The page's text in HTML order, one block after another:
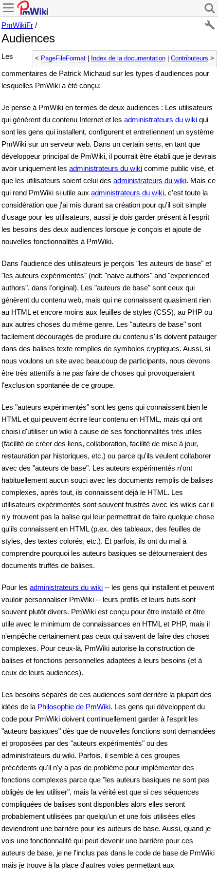
PmWikiFr /
Audiences
< PageFileFormat Index de la documentation Contributeurs >
Les
commentaires de Patrick Michaud sur les types d'audiences pour
lesquelles PmWiki a été conçu:
Je pense à PmWiki en termes de deux audiences : Les utilisateurs
qui génèrent du contenu Internet et les administrateurs du wiki qui
sont les gens qui installent, configurent et entretiennent un système
PmWiki sur un serveur web. Dans un certain sens, en tant que
développeur principal de PmWiki, il pourrait être établi que je devrais
avoir uniquement les administrateurs du wiki comme public visé, et
que les utilisateurs soient celui des administrateurs du wiki. Mais ce
qui rend PmWiki si utile aux administrateurs du wiki, c'est toute la
considération que j'ai mis durant sa création pour qu'il soit simple
d'usage pour les utilisateurs, aussi je dois garder présent à l'esprit
les besoins des deux audiences lorsque je conçois et ajoute de
nouvelles fonctionnalités à PmWiki.
Dans l'audience des utilisateurs je perçois "les auteurs de base" et
"les auteurs expérimentés" (ndt: "naive authors" and "experienced
authors", dans l'original). Les "auteurs de base" sont ceux qui
génèrent du contenu web, mais qui ne connaissent quasiment rien
au HTML et encore moins aux feuilles de styles (CSS), au PHP ou
aux autres choses du même genre. Les "auteurs de base" sont
facilement découragés de produire du contenu s'ils doivent patauger
dans des balises texte remplies de symboles cryptiques. Aussi, si
nous voulons un site avec beaucoup de participants, nous devons
être très attentifs à ne pas faire de choses qui provoqueraient
l'exclusion spontanée de ce groupe.
Les "auteurs expérimentés" sont les gens qui connaissent bien le
HTML et qui peuvent écrire leur contenu en HTML, mais qui ont
choisi d'utiliser un wiki à cause de ses fonctionnalités très utiles
(facilité de créer des liens, collaboration, facilité de mise à jour,
restauration par historiques, etc.) ou parce qu'ils veulent collaborer
avec des "auteurs de base". Les auteurs expérimentés n'ont
habituellement aucun souci avec les documents remplis de balises
complexes, après tout, ils connaissent déjà le HTML. Les
utilisateurs expérimentés sont souvent frustrés avec les wikis car il
n'y trouvent pas la balise qui leur permettrait de faire quelque chose
qu'ils connaissent en HTML (p.ex. des tableaux, des feuilles de
styles, des textes colorés, etc.). Et parfois, ils ont du mal à
comprendre pourquoi les auteurs basiques se détourneraient des
documents truffés de balises.
Pour les administrateurs du wiki -- les gens qui installent et peuvent
vouloir personnaliser PmWiki -- leurs profils et leurs buts sont
souvent plutôt divers. PmWiki est conçu pour être installé et être
utile avec le minimum de connaissances en HTML et PHP, mais il
n'empêche certainement pas ceux qui savent de faire des choses
complexes. Pour ceux-là, PmWiki autorise la construction de
balises et fonctions personnelles adaptées à leurs besoins (et à
ceux de leurs audiences).
Les besoins séparés de ces audiences sont derrière la plupart des
idées de la Philosophie de PmWiki. Les gens qui développent du
code pour PmWiki doivent continuellement garder à l'esprit les
"auteurs basiques" dès que de nouvelles fonctions sont demandées
et proposées par des "auteurs expérimentés" ou des
administrateurs du wiki. Parfois, il semble à ces groupes
précédents qu'il n'y a pas de problème pour implémenter des
fonctions complexes parce que "les auteurs basiques ne sont pas
obligés de les utiliser", mais la vérité est que si ces séquences
compliquées de balises sont disponibles alors elles seront
probablement utilisées par quelqu'un et une fois utilisées elles
deviendront une barrière pour les auteurs de base. Aussi, quand je
vois une fonctionnalité qui peut devenir une barrière pour ces
auteurs de base, je ne l'inclus pas dans le code de base de PmWiki
mais je trouve à la place d'autres voies permettant aux